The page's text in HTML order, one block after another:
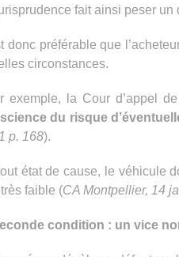
fait ainsi peser
donc préférable que
circonstances.
exemple, la Cour d’appel
du risque
p. 168).
état de cause, le véhicule
faible (CA Montpellier, 14
condition : un vice